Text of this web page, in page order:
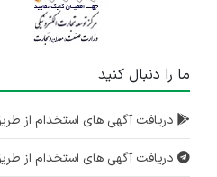
ما را دنبال کنید
دریافت آگهی های استخدام از
دریافت آگهی های استخدام از